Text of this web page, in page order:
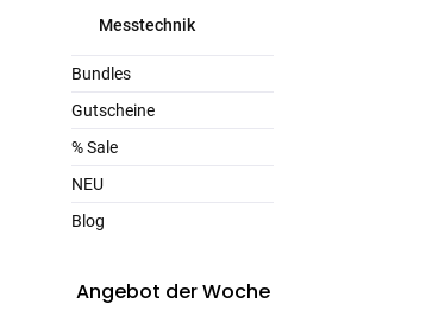
Messtechnik
Bundles
Gutscheine
% Sale
NEU
Blog
Angebot der Woche